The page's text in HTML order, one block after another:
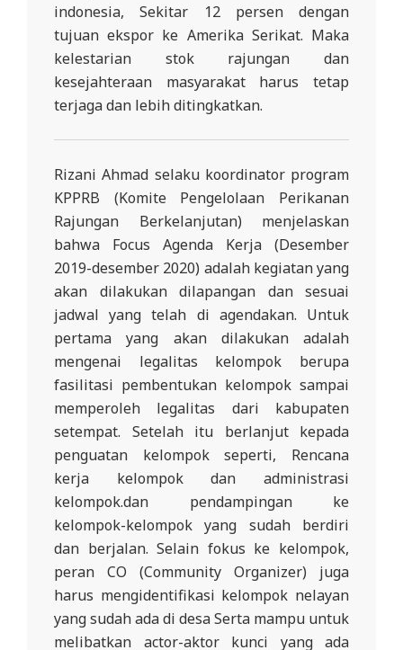
indonesia, Sekitar 12 persen dengan
tujuan ekspor ke Amerika Serikat. Maka
kelestarian stok rajungan dan
kesejahteraan masyarakat harus tetap
terjaga dan lebih ditingkatkan.
Rizani Ahmad selaku koordinator program
KPPRB (Komite Pengelolaan Perikanan
Rajungan Berkelanjutan) menjelaskan
bahwa Focus Agenda Kerja (Desember
2019-desember 2020) adalah kegiatan yang
akan dilakukan dilapangan dan sesuai
jadwal yang telah di agendakan. Untuk
pertama yang akan dilakukan adalah
mengenai legalitas kelompok berupa
fasilitasi pembentukan kelompok sampai
memperoleh legalitas dari kabupaten
setempat. Setelah itu berlanjut kepada
penguatan kelompok seperti, Rencana
kerja kelompok dan administrasi
kelompok.dan pendampingan ke
kelompok-kelompok yang sudah berdiri
dan berjalan. Selain fokus ke kelompok,
peran CO (Community Organizer) juga
harus mengidentifikasi kelompok nelayan
yang sudah ada di desa Serta mampu untuk
melibatkan actor-aktor kunci yang ada